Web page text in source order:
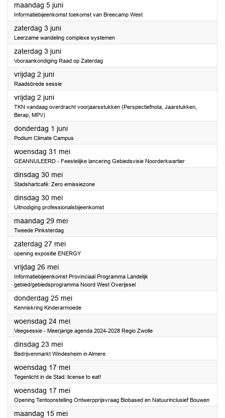
maandag 5 juni2023
Informatiebijeenkomst toekomst van Breecamp West
zaterdag 3 juni2023
Leerzame wandeling complexe systemen
zaterdag 3 juni2023
Vooraankondiging Raad op Zaterdag
vrijdag 2 juni2023
Raadsbrede sessie
vrijdag 2 juni2023
TKN vandaag overdracht voorjaarsstukken (Perspectiefnota, Jaarstukken,
Berap, MPV)
donderdag 1 juni2023
Podium Climate Campus
woensdag 31 mei2023
GEANNULEERD - Feestelijke lancering Gebiedsvisie Noorderkwartier
dinsdag 30 mei2023
Stadshartcafé: Zero emissiezone
dinsdag 30 mei2023
Uitnodiging professionalsbijeenkomst
maandag 29 mei2023
Tweede Pinksterdag
zaterdag 27 mei2023
opening expositie ENERGY
vrijdag 26 mei2023
Informatiebijeenkomst Provinciaal Programma Landelijk
gebied/gebiedsprogramma Noord West Overijssel
donderdag 25 mei2023
Kenniskring Kinderarmoede
woensdag 24 mei2023
Veegsessie - Meerjarige agenda 2024-2028 Regio Zwolle
dinsdag 23 mei2023
Bedrijvenmarkt Windesheim in Almere
woensdag 17 mei2023
Tegenlicht in de Stad: license to eat!
woensdag 17 mei2023
Opening Tentoonstelling Ontwerpprijsvraag Biobased en Natuurinclusief Bouwen
maandag 15 mei2023